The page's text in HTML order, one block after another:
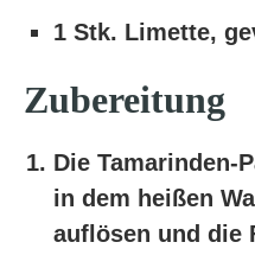
1 Stk. Limette,
Zubereitung
Die Tamarinden-
in dem heißen
auflösen und die